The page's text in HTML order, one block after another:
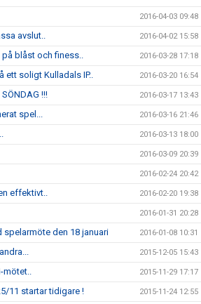
2016-04-03 09:48
avslut.. 2016-04-02 15:58
blåst och finess.. 2016-03-28 17:18
soligt Kulladals IP.. 2016-03-20 16:54
!!! 2016-03-17 13:43
spel... 2016-03-16 21:46
2016-03-13 18:00
2016-03-09 20:39
2016-02-24 20:42
effektivt.. 2016-02-20 19:38
2016-01-31 20:28
spelarmöte den 18 januari 2016-01-08 10:31
2015-12-05 15:43
2015-11-29 17:17
11 startar tidigare ! 2015-11-24 12:55